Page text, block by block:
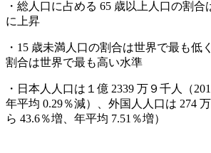
・総人口に占める 65 歳以上人口の割合
に上昇
・15 歳未満人口の割合は世界で最も低
割合は世界で最も高い水準
・日本人人口は１億 2339 万９千人（
年平均 0.29％減）、外国人人口は 274
ら 43.6％増、年平均 7.51％増）